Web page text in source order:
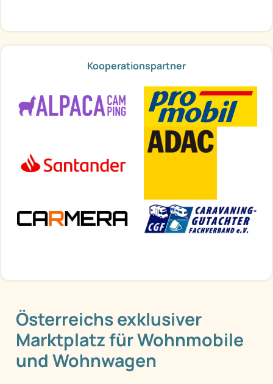
Kooperationspartner
Österreichs exklusiver
Marktplatz für Wohnmobile
und Wohnwagen